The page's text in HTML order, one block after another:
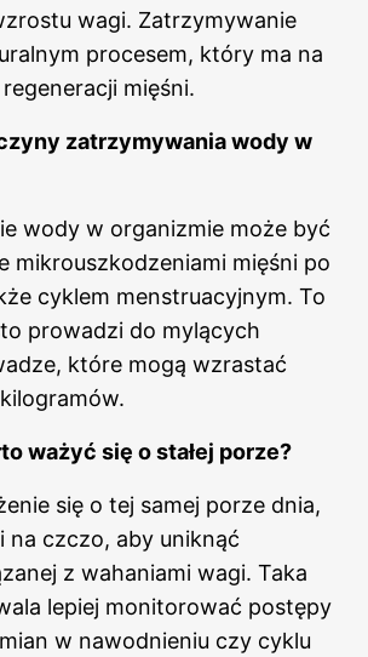
wagi. Zatrzymywanie
procesem, który ma na
mięśni.
zatrzymywania wody w
wody w organizmie może być
mikrouszkodzeniami mięśni po
cyklem menstruacyjnym. To
prowadzi do mylących
, które mogą wzrastać
ważyć się o stałej porze?
się o tej samej porze dnia,
na czczo, aby uniknąć
z wahaniami wagi. Taka
lepiej monitorować postępy
w nawodnieniu czy cyklu